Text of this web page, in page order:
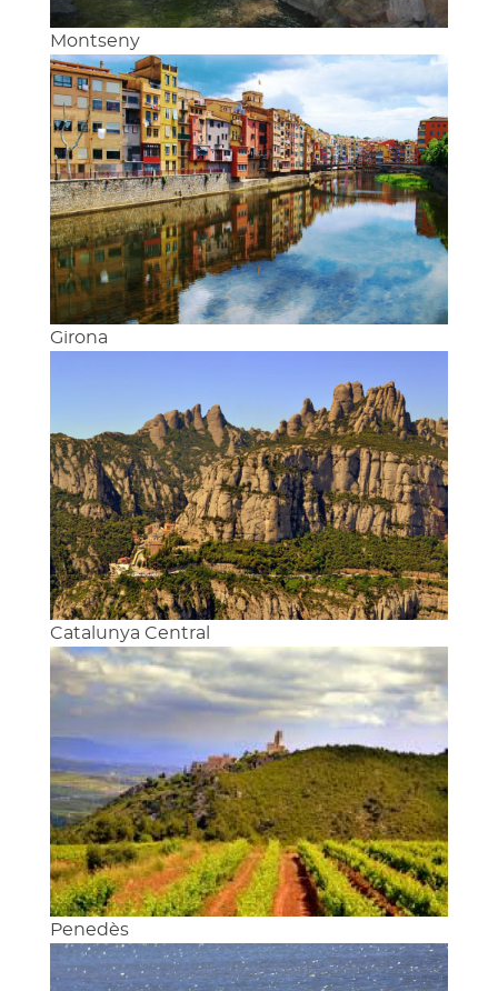
Montseny
Girona
Catalunya Central
Penedès